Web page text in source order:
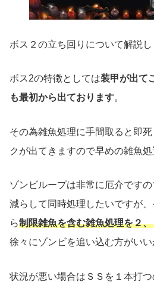
ボス２の立ち回りについて解説し
ボス2の特徴としては装甲が出て
も最初から出ております。
その為雑魚処理に手間取ると即
クが出てきますので早めの雑魚処
ゾンビループは非常に厄介です
減らして同時処理したいですが
ら制限雑魚を含む雑魚処理を２
徐々にゾンビを追い込む方がいい
状況が悪い場合はＳＳを１本打つ